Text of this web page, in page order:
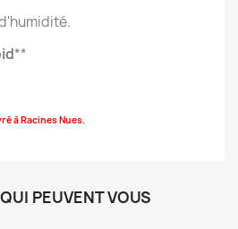
**
à Racines Nues.
PEUVENT VOUS